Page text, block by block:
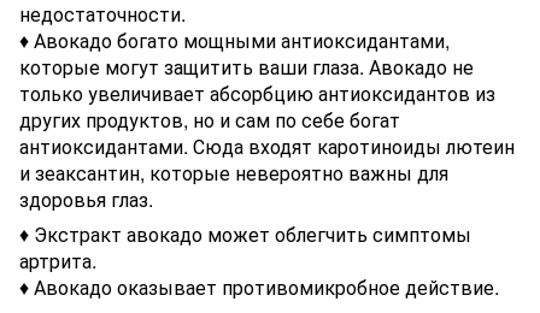
недостаточности.
♦ Авокадо богато мощными антиоксидантами,
которые могут защитить ваши глаза. Авокадо не
только увеличивает абсорбцию антиоксидантов из
других продуктов, но и сам по себе богат
антиоксидантами. Сюда входят каротиноиды лютеин
и зеаксантин, которые невероятно важны для
здоровья глаз.
♦ Экстракт авокадо может облегчить симптомы
артрита.
♦ Авокадо оказывает противомикробное действие.